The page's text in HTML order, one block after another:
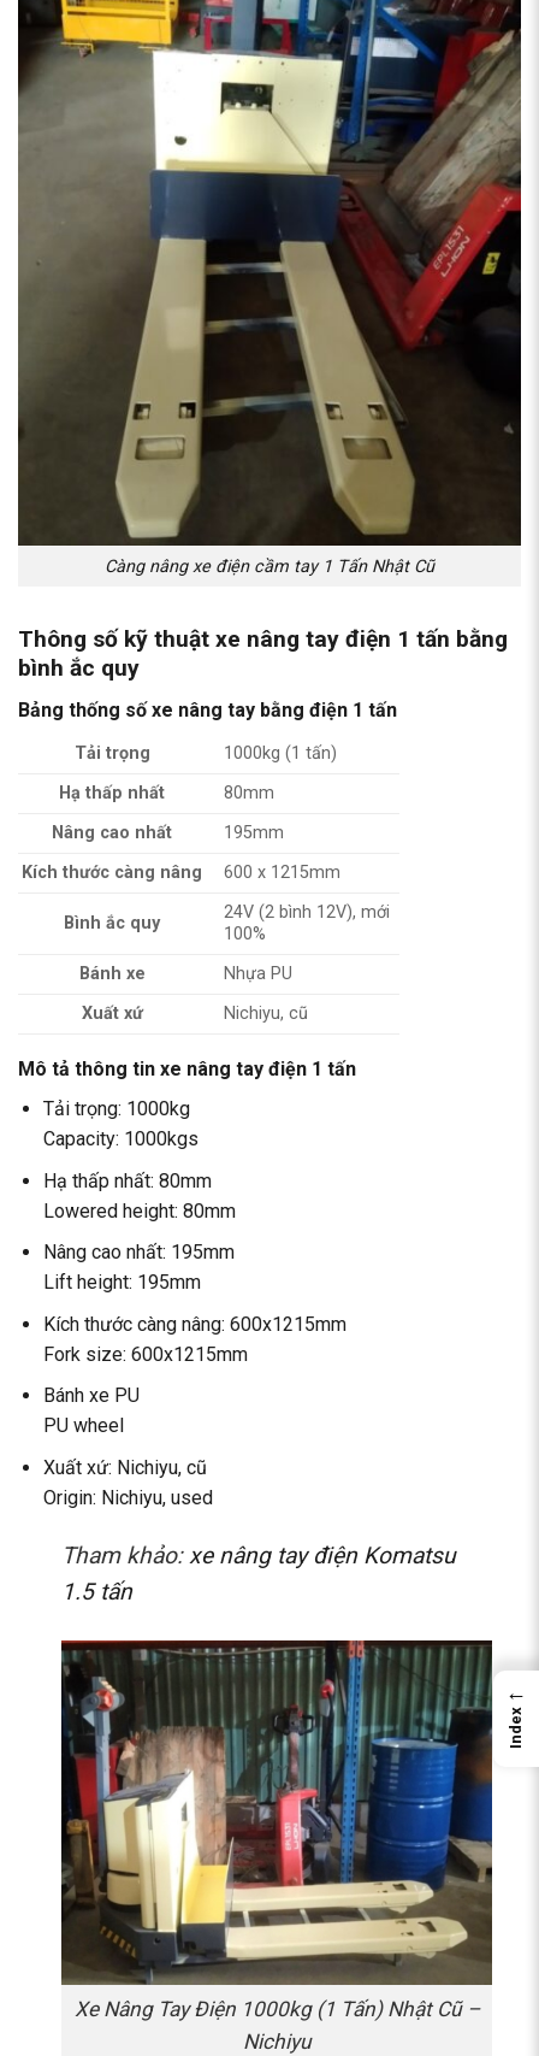
Càng nâng xe điện cầm tay 1 Tấn Nhật Cũ
Thông số kỹ thuật xe nâng tay điện 1 tấn bằng
bình ắc quy
Bảng thống số xe nâng tay bằng điện 1 tấn
Tải trọng
1000kg (1 tấn)
Hạ thấp nhất
80mm
Nâng cao nhất
195mm
Kích thước càng nâng
600 x 1215mm
Bình ắc quy
24V (2 bình 12V), mới
100%
Bánh xe
Nhựa PU
Xuất xứ
Nichiyu, cũ
Mô tả thông tin xe nâng tay điện 1 tấn
Tải trọng: 1000kg
Capacity: 1000kgs
Hạ thấp nhất: 80mm
Lowered height: 80mm
Nâng cao nhất: 195mm
Lift height: 195mm
Kích thước càng nâng: 600x1215mm
Fork size: 600x1215mm
Bánh xe PU
PU wheel
Xuất xứ: Nichiyu, cũ
Origin: Nichiyu, used
Tham khảo:xe nâng tay điện Komatsu
1.5 tấn
Xe Nâng Tay Điện 1000kg (1 Tấn) Nhật Cũ –
Nichiyu
←
Index